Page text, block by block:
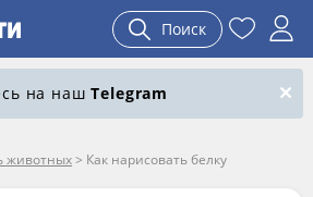
Поиск
на нашTelegram
животных> Как нарисовать белку